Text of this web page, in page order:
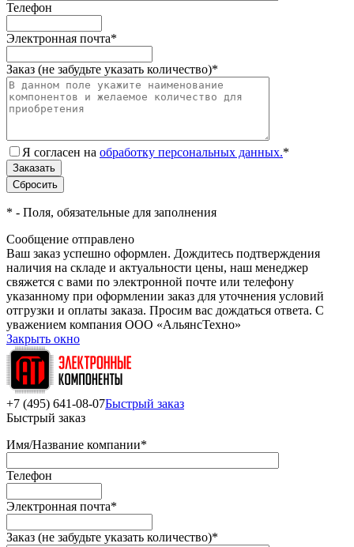
Телефон
Электронная почта*
Заказ (не забудьте указать количество)*
Я согласен на обработку персональных данных.*
* - Поля, обязательные для заполнения
Сообщение отправлено
Ваш заказ успешно оформлен. Дождитесь подтверждения
наличия на складе и актуальности цены, наш менеджер
свяжется с вами по электронной почте или телефону
указанному при оформлении заказ для уточнения условий
отгрузки и оплаты заказа. Просим вас дождаться ответа. С
уважением компания ООО «АльянсТехно»
Закрыть окно
+7 (495) 641-08-07Быстрый заказ
Быстрый заказ
Имя/Название компании*
Телефон
Электронная почта*
Заказ (не забудьте указать количество)*